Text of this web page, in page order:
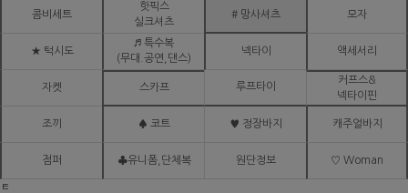
콤비세트
핫픽스
실크셔츠
# 망사셔츠 모자
★ 턱시도
♬ 특수복
(무대.공연,댄스)
넥타이 액세서리
자켓 스카프 루프타이
커프스&
넥타이핀
조끼 ♠ 코트 ♥ 정장바지 캐주얼바지
점퍼 ♣유니폼,단체복 원단정보 ♡ Woman
ㅌ